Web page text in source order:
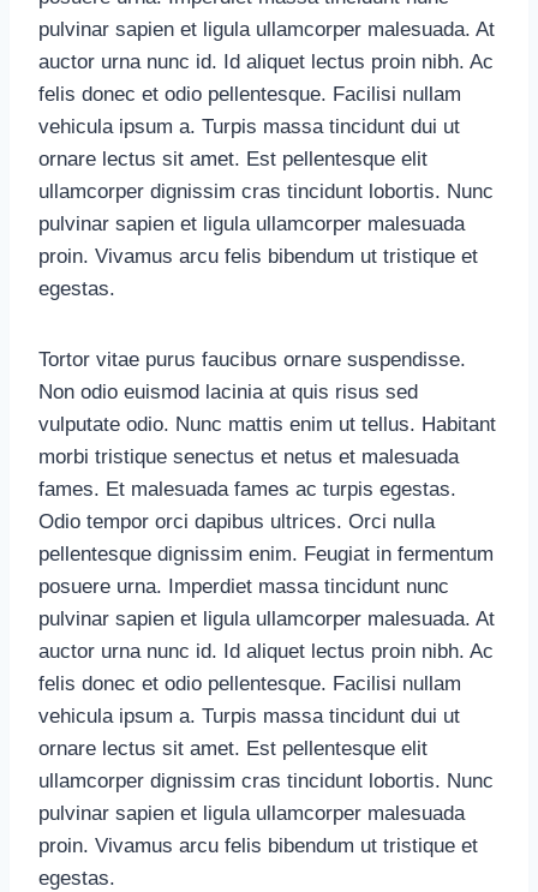
pulvinar sapien et ligula ullamcorper malesuada. At
auctor urna nunc id. Id aliquet lectus proin nibh. Ac
felis donec et odio pellentesque. Facilisi nullam
vehicula ipsum a. Turpis massa tincidunt dui ut
ornare lectus sit amet. Est pellentesque elit
ullamcorper dignissim cras tincidunt lobortis. Nunc
pulvinar sapien et ligula ullamcorper malesuada
proin. Vivamus arcu felis bibendum ut tristique et
egestas.
Tortor vitae purus faucibus ornare suspendisse.
Non odio euismod lacinia at quis risus sed
vulputate odio. Nunc mattis enim ut tellus. Habitant
morbi tristique senectus et netus et malesuada
fames. Et malesuada fames ac turpis egestas.
Odio tempor orci dapibus ultrices. Orci nulla
pellentesque dignissim enim. Feugiat in fermentum
posuere urna. Imperdiet massa tincidunt nunc
pulvinar sapien et ligula ullamcorper malesuada. At
auctor urna nunc id. Id aliquet lectus proin nibh. Ac
felis donec et odio pellentesque. Facilisi nullam
vehicula ipsum a. Turpis massa tincidunt dui ut
ornare lectus sit amet. Est pellentesque elit
ullamcorper dignissim cras tincidunt lobortis. Nunc
pulvinar sapien et ligula ullamcorper malesuada
proin. Vivamus arcu felis bibendum ut tristique et
egestas.